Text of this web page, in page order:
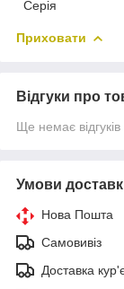
Серія
Приховати
Відгуки про
Ще немає
Умови
Нова Пошта
Самовивіз
Доставка